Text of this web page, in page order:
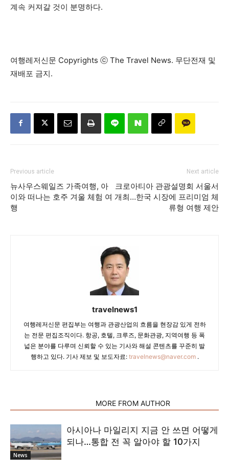
계속 커져갈 것이 분명하다.
여행레저신문 Copyrights ⓒ The Travel News. 무단전재 및
재배포 금지.
Previous article
뉴사우스웨일즈 가족여행, 아
이와 떠나는 호주 겨울 체험 여
행
Next article
크로아티아 관광설명회 서울서
개최…한국 시장에 프리미엄 체
류형 여행 제안
travelnews1
여행레저신문 편집부는 여행과 관광산업의 흐름을 현장감 있게 전하
는 전문 편집조직이다. 항공, 호텔, 크루즈, 문화관광, 지역여행 등 폭
넓은 분야를 다루며 신뢰할 수 있는 기사와 해설 콘텐츠를 꾸준히 발
행하고 있다. 기사 제보 및 보도자료: travelnews@naver.com.
MORE FROM AUTHOR
News
아시아나 마일리지 지금 안 쓰면 어떻게
되나…통합 전 꼭 알아야 할 10가지